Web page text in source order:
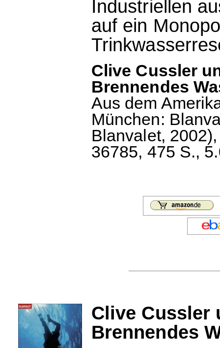
Industriellen
auf ein
Clive Cussler
Brennendes
Aus dem
München:
Blanvalet,
36785, 475 S.,
Clive Cussler
Brennendes